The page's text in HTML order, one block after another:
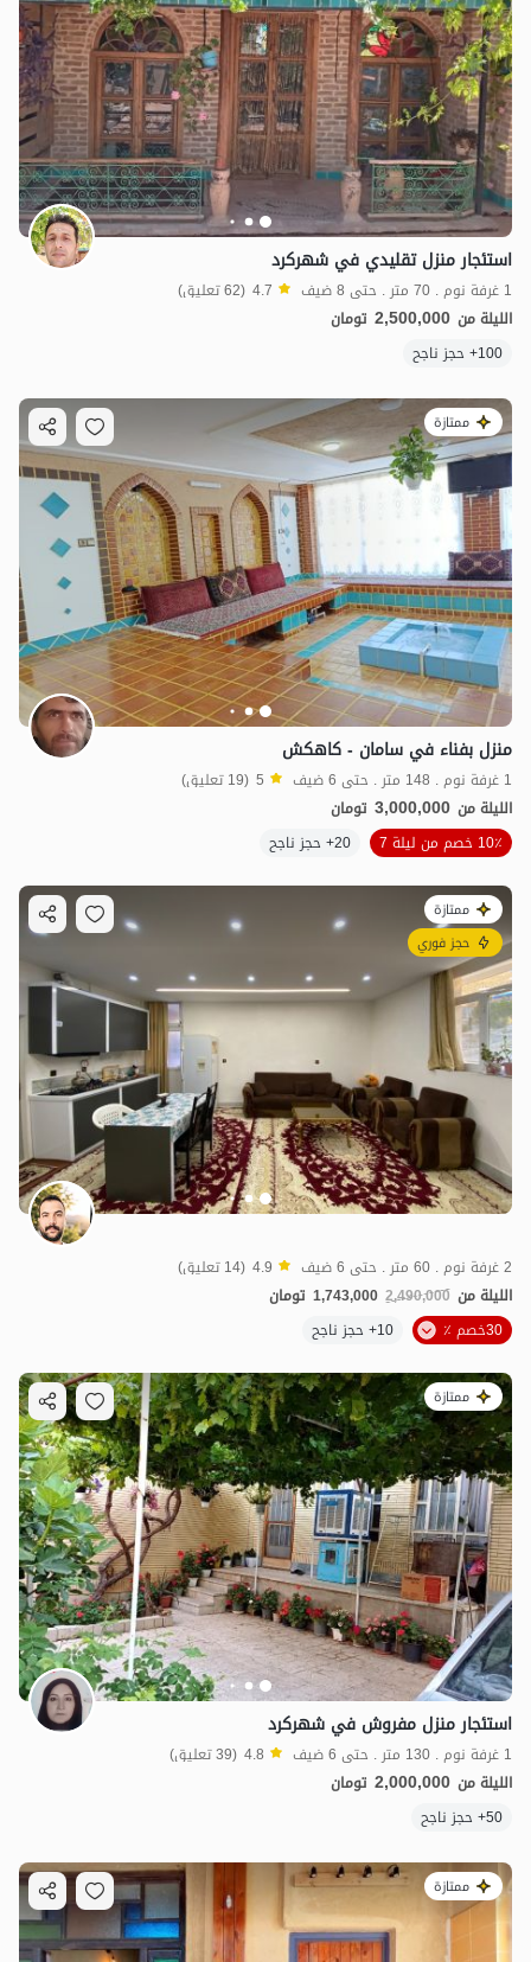
2.5مليون ت 4.7
استئجار منزل تقليدي في شهركرد
1 غرفة نوم . 70 متر . حتى 8 ضيف 4.7 (62 تعليق)
الليلة من 2,500,000 تومان
100+ حجز ناجح
ممتازة
منزل بفناء في سامان - كاهكش
1 غرفة نوم . 148 متر . حتى 6 ضيف 5 (19 تعليق)
الليلة من 3,000,000 تومان
10٪ خصم من ليلة 7
20+ حجز ناجح
ممتازة
حجز فوري
2 غرفة نوم . 60 متر . حتى 6 ضيف 4.9 (14 تعليق)
الليلة من 2,490,000
1,743,000 تومان
30خصم ٪
10+ حجز ناجح
ممتازة
استئجار منزل مفروش في شهركرد
1 غرفة نوم . 130 متر . حتى 6 ضيف 4.8 (39 تعليق)
الليلة من 2,000,000 تومان
50+ حجز ناجح
ممتازة